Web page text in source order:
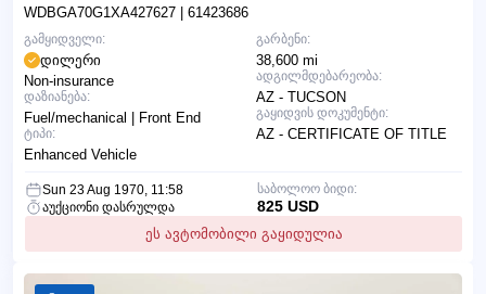
WDBGA70G1XA427627 | 61423686
გარბენი:
38,600 mi
ადგილმდებარეობა:
AZ - TUCSON
გაყიდვის დოკუმენტი:
AZ - CERTIFICATE OF TITLE
გამყიდველი:
დილერი
Non-insurance
დაზიანება:
Fuel/mechanical | Front End
ტიპი:
Enhanced Vehicle
Sun 23 Aug 1970, 11:58
აუქციონი დასრულდა
ეს ავტომობილი გაყიდულია
საბოლოო ბიდი:
825 USD